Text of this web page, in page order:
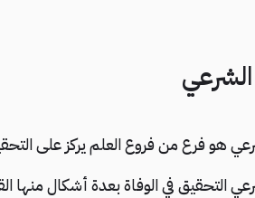
هو فرع من فروع العلم يركز على
التحقيق في الوفاة بعدة أشكال منها